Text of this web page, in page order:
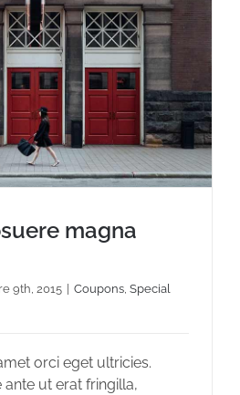
magna
9th, 2015 Coupons, Special
orci eget ultricies.
ante ut erat fringilla,